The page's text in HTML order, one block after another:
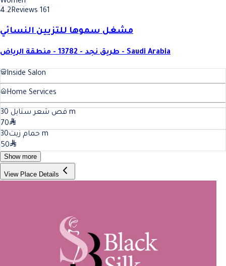
4.2Reviews 161
مشغل سموها للتزيين النسائي
طريق نجد - 13782 - منطقة الرياض - Saudi Arabia
Inside Salon
Home Services
قص شعر ستايل 30
m
70
حمام زيت30
m
50
Show more
View Place Details